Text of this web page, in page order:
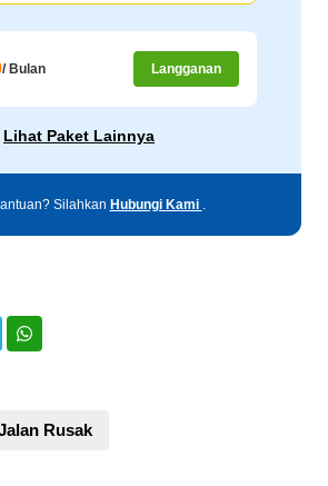
/ Bulan Langganan
Lihat Paket Lainnya
Silahkan Hubungi Kami .
Rusak